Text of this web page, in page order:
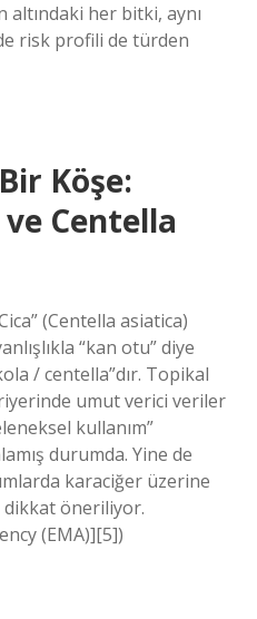
altındaki her bitki, aynı
risk profili de türden
Köşe:
ve Centella
(Centella asiatica)
“kan otu” diye
/ centella”dır. Topikal
umut verici veriler
kullanım”
durumda. Yine de
karaciğer üzerine
öneriliyor.
(EMA)][5])